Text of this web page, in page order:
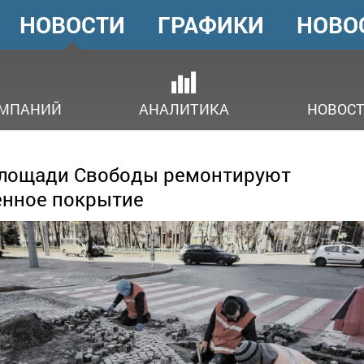
ГОЛОВНЕ
МЕНЮ
НОВОСТИ
АНАЛИТИКА
ГРАФИКИ
Свободы ремонтируют
покрытие